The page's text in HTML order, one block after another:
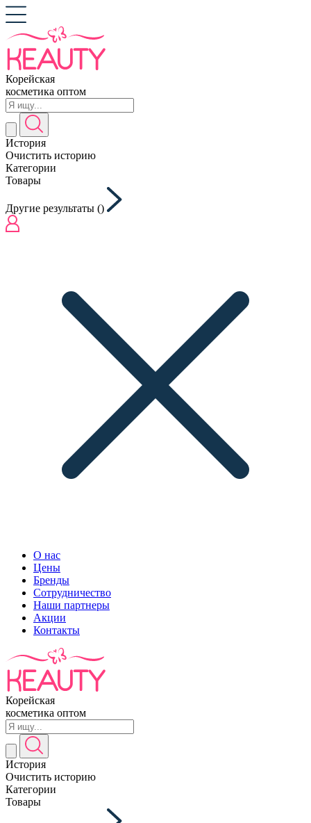
Корейская
косметика оптом
История
Очистить историю
Категории
Товары
Другие результаты ()
О нас
Цены
Бренды
Сотрудничество
Наши партнеры
Акции
Контакты
Корейская
косметика оптом
История
Очистить историю
Категории
Товары